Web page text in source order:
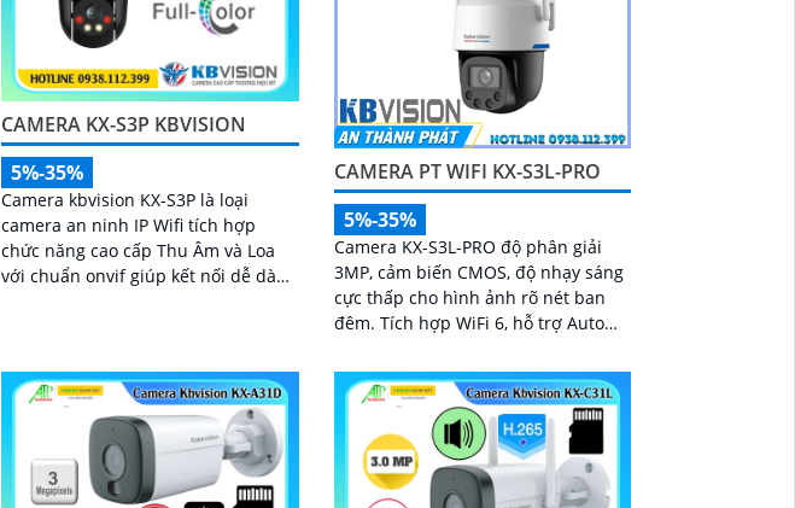
CAMERA KX-S3P KBVISION
5%-35%
Camera kbvision KX-S3P là loại
camera an ninh IP Wifi tích hợp
chức năng cao cấp Thu Âm và Loa
với chuẩn onvif giúp kết nối dễ dàng
CAMERA PT WIFI KX-S3L-PRO
5%-35%
Camera KX-S3L-PRO độ phân giải
3MP, cảm biến CMOS, độ nhạy sáng
cực thấp cho hình ảnh rõ nét ban
đêm. Tích hợp WiFi 6, hỗ trợ Auto
phương tiện, đàm thoại 2 chiều, báo
động còi hú, đèn chớp